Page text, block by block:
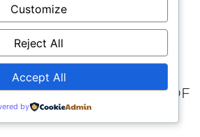
mort, mais ne doit plus
Créez une version
mieux comprise des
IA, et offrez le PDF
Customize
Reject All
Accept All
by